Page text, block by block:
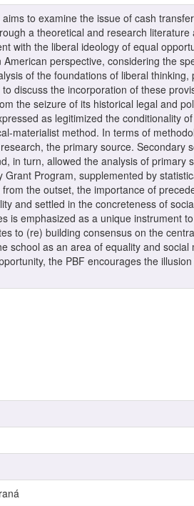
to examine the issue of cash
a theoretical and research
with the liberal ideology of equal
perspective, considering the
of the foundations of liberal
discuss the incorporation of these
the seizure of its historical legal and
as legitimized the conditionality
materialist method. In terms of
the primary source.
in turn, allowed the analysis of
Program, supplemented by
the outset, the importance of
and settled in the concreteness of
is emphasized as a unique instrument
to (re) building consensus on the
school as an area of equality and
the PBF encourages the